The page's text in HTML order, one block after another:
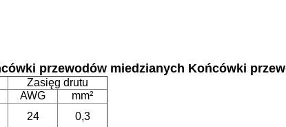
przewodów miedzianych Końcówki
Zasięg drutu
AWG
mm²
24 0,3